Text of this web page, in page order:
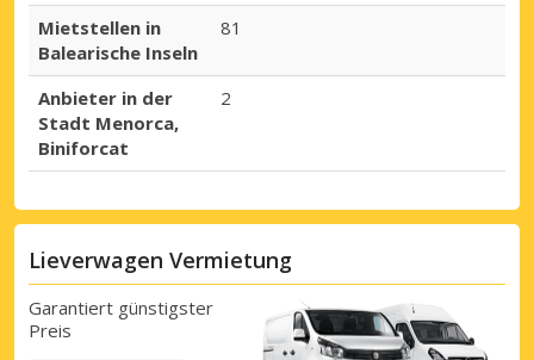
Mietstellen in
Balearische Inseln
81
Anbieter in der
Stadt Menorca,
Biniforcat
2
Lieverwagen Vermietung
Garantiert günstigster
Preis